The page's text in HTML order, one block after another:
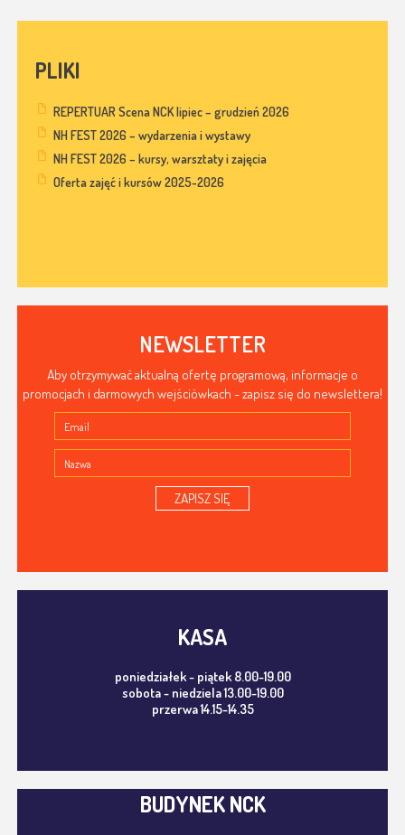
PLIKI
REPERTUAR Scena NCK lipiec – grudzień 2026
NH FEST 2026 – wydarzenia i wystawy
NH FEST 2026 – kursy, warsztaty i zajęcia
Oferta zajęć i kursów 2025-2026
NEWSLETTER
Aby otrzymywać aktualną ofertę programową, informacje o
promocjach i darmowych wejściówkach - zapisz się do newslettera!
ZAPISZ SIĘ
KASA
poniedziałek - piątek 8.00-19.00
sobota - niedziela 13.00-19.00
przerwa 14.15-14.35
BUDYNEK NCK